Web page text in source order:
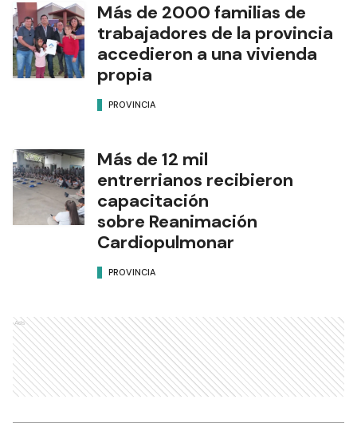
Más de 2000 familias de
trabajadores de la provincia
accedieron a una vivienda
propia
PROVINCIA
Más de 12 mil
entrerrianos recibieron
capacitación
sobre Reanimación
Cardiopulmonar
PROVINCIA
Ads